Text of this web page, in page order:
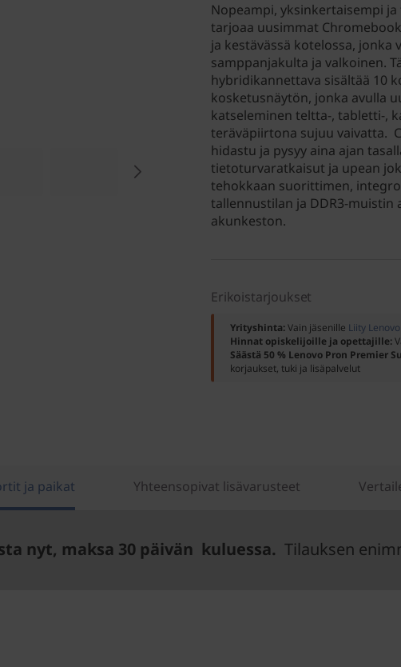
Nopeampi, yksinkertaisempi
tarjoaa uusimmat
ja kestävässä kotelossa, jonka
samppanjakulta ja valkoinen.
hybridikannettava sisältää 10
kosketusnäytön, jonka avulla
katseleminen teltta-, tabletti-,
teräväpiirtona sujuu vaivatta.
hidastu ja pysyy aina ajan
tietoturvaratkaisut ja upean
tehokkaan suorittimen,
tallennustilan ja DDR3-
akunkeston.
Erikoistarjoukset
Yrityshinta:Vain jäsenille Liity
Hinnat opiskelijoille ja opettajille:
Säästä 50 % Lenovo Pron Premier
korjaukset, tuki ja lisäpalvelut
ja paikat Yhteensopivat lisävarusteet
nyt, maksa 30 päivän kuluessa. Tilauksen